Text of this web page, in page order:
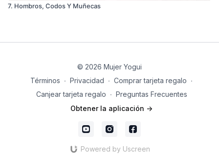
7. Hombros, Codos Y Muñecas
© 2026 Mujer Yogui
Términos ∙ Privacidad ∙ Comprar tarjeta regalo ∙
Canjear tarjeta regalo ∙ Preguntas Frecuentes
Obtener la aplicación ->
Powered by Uscreen